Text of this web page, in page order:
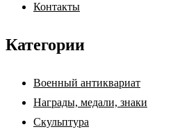
Контакты
Категории
Военный антиквариат
Награды, медали, знаки
Скульптура